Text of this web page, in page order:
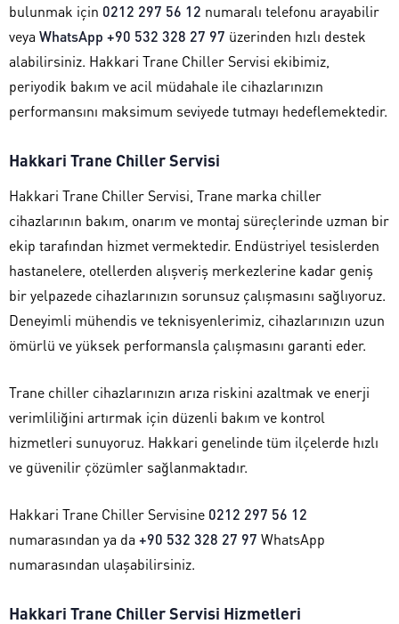
bulunmak için 0212 297 56 12 numaralı telefonu arayabilir
veya WhatsApp +90 532 328 27 97 üzerinden hızlı destek
alabilirsiniz. Hakkari Trane Chiller Servisi ekibimiz,
periyodik bakım ve acil müdahale ile cihazlarınızın
performansını maksimum seviyede tutmayı hedeflemektedir.
Hakkari Trane Chiller Servisi
Hakkari Trane Chiller Servisi, Trane marka chiller
cihazlarının bakım, onarım ve montaj süreçlerinde uzman bir
ekip tarafından hizmet vermektedir. Endüstriyel tesislerden
hastanelere, otellerden alışveriş merkezlerine kadar geniş
bir yelpazede cihazlarınızın sorunsuz çalışmasını sağlıyoruz.
Deneyimli mühendis ve teknisyenlerimiz, cihazlarınızın uzun
ömürlü ve yüksek performansla çalışmasını garanti eder.
Trane chiller cihazlarınızın arıza riskini azaltmak ve enerji
verimliliğini artırmak için düzenli bakım ve kontrol
hizmetleri sunuyoruz. Hakkari genelinde tüm ilçelerde hızlı
ve güvenilir çözümler sağlanmaktadır.
Hakkari Trane Chiller Servisine 0212 297 56 12
numarasından ya da +90 532 328 27 97 WhatsApp
numarasından ulaşabilirsiniz.
Hakkari Trane Chiller Servisi Hizmetleri